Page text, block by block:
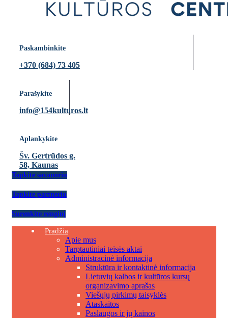
Paskambinkite
+370 (684) 73 405
Parašykite
info@154kulturos.lt
Aplankykite
Šv. Gertrūdos g.
58, Kaunas
Tapkite savanoriu
Tapkite partneriu
Surenkite renginį
Pradžia
Apie mus
Tarptautiniai teisės aktai
Administracinė informacija
Struktūra ir kontaktinė informacija
Lietuvių kalbos ir kultūros kursų
organizavimo aprašas
Viešųjų pirkimų taisyklės
Ataskaitos
Paslaugos ir jų kainos